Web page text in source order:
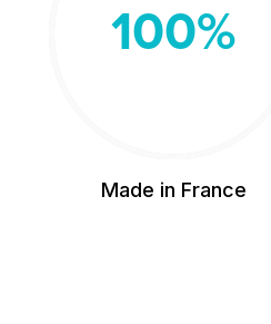
100%
Made in France